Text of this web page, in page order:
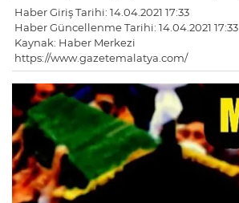
Haber Giriş Tarihi: 14.04.2021 17:33
Haber Güncellenme Tarihi: 14.04.2021 17:33
Kaynak: Haber Merkezi
https://www.gazetemalatya.com/